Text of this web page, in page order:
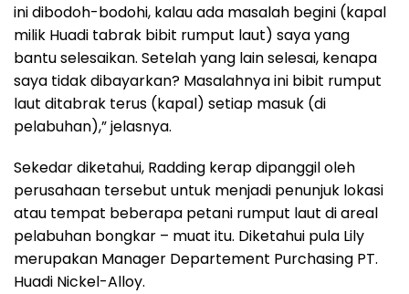
ini dibodoh-bodohi, kalau ada masalah begini (kapal
milik Huadi tabrak bibit rumput laut) saya yang
bantu selesaikan. Setelah yang lain selesai, kenapa
saya tidak dibayarkan? Masalahnya ini bibit rumput
laut ditabrak terus (kapal) setiap masuk (di
pelabuhan),” jelasnya.
Sekedar diketahui, Radding kerap dipanggil oleh
perusahaan tersebut untuk menjadi penunjuk lokasi
atau tempat beberapa petani rumput laut di areal
pelabuhan bongkar – muat itu. Diketahui pula Lily
merupakan Manager Departement Purchasing PT.
Huadi Nickel-Alloy.